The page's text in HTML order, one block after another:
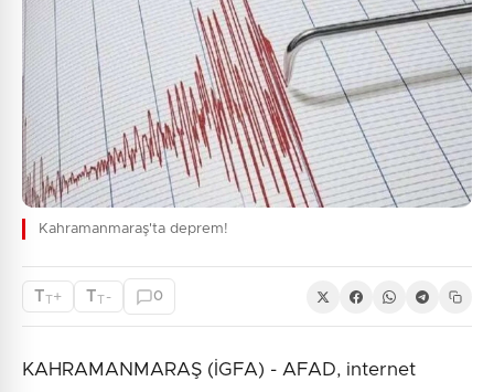
Kahramanmaraş'ta deprem!
TT+ TT - 0
KAHRAMANMARAŞ (İGFA) - AFAD, internet